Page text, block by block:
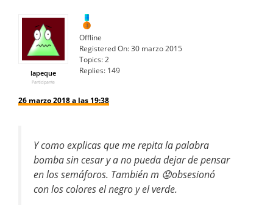
lapeque
Participante
Offline
Registered On:30 marzo 2015
Topics:2
Replies: 149
26 marzo 2018 a las 19:38
Y como explicas que me repita la palabra
bomba sin cesar y a no pueda dejar de pensar
en los semáforos. También m 😟obsesionó
con los colores el negro y el verde.